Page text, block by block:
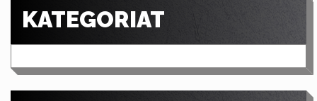
KATEGORIAT